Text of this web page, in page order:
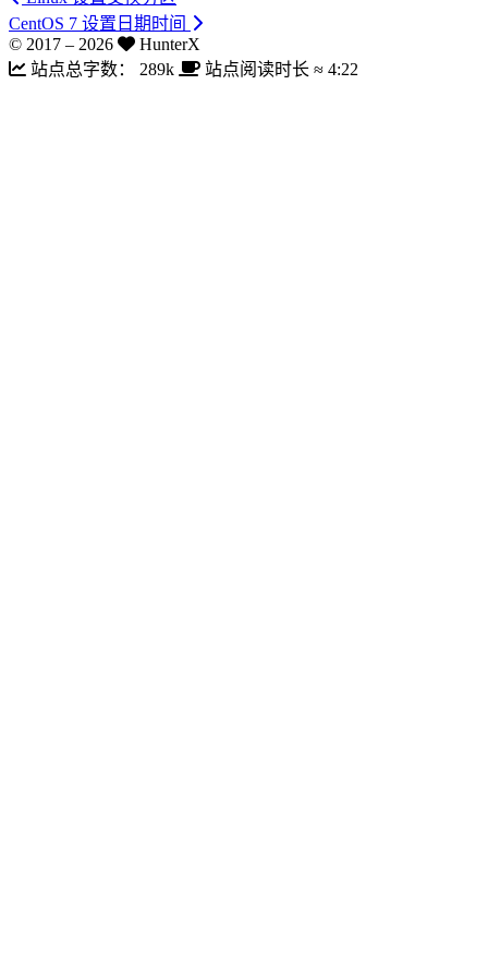
CentOS 7 设置日期时间
© 2017 – 2026
HunterX
站点总字数：
289k 站点阅读时长 ≈ 4:22